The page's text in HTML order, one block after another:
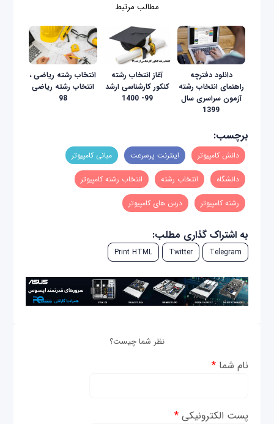
مطالب مرتبط
دانلود دفترچه
راهنمای انتخاب رشته
آزمون سراسری سال
1399
آغاز انتخاب رشته
کنکور کارشناسی ارشد
99- 1400
انتخاب رشته ریاضی ،
انتخاب رشته ریاضی
98
برچسب:
دانش کامپیوتر اینترنت پرسرعت مبانی کامپیوتر
دانشگاه انتخاب رشته انتخاب رشته کامپیوتر
رشته کامپیوتر درس های کامپیوتر
به اشتراک گذاری مطلب:
Telegram
Twitter
Print HTML
نظر شما چیست؟
نام شما*
پست الکترونیکی*